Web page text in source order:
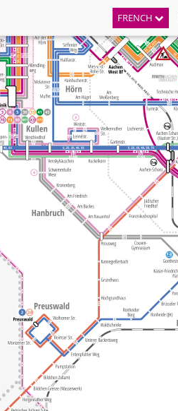
FRENCH